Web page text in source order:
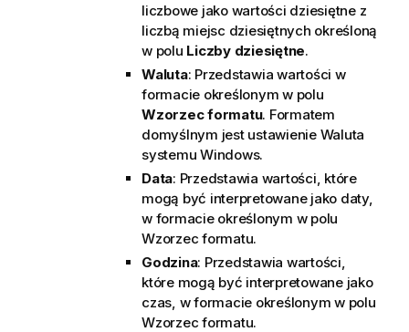
liczbowe jako wartości dziesiętne z
liczbą miejsc dziesiętnych określoną
w polu Liczby dziesiętne.
Waluta: Przedstawia wartości w
formacie określonym w polu
Wzorzec formatu. Formatem
domyślnym jest ustawienie Waluta
systemu Windows.
Data: Przedstawia wartości, które
mogą być interpretowane jako daty,
w formacie określonym w polu
Wzorzec formatu.
Godzina: Przedstawia wartości,
które mogą być interpretowane jako
czas, w formacie określonym w polu
Wzorzec formatu.